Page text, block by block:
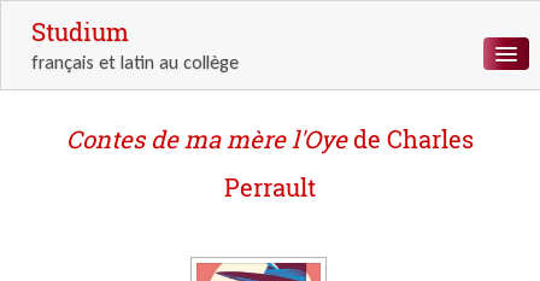
Studium
français et latin au collège
Contes de ma mère l'Oyede Charles
Perrault